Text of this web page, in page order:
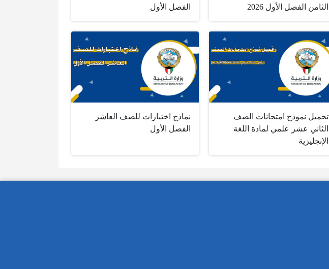
الثامن الفصل الأول 2026
الفصل الأول
تحميل نموذج امتحانات الصف
الثاني عشر علمي لمادة اللغة
الإنجليزية
نماذج اختبارات للصف العاشر
الفصل الأول